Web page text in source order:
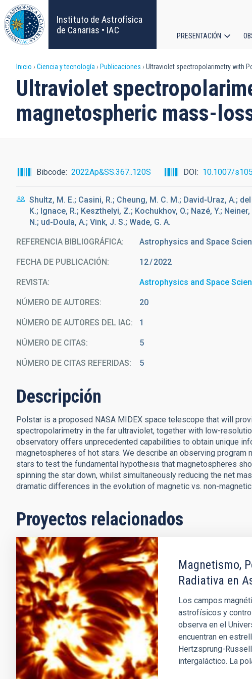
Pasar
al
contenido
principal
Instituto de Astrofísica
de Canarias • IAC
principal
PRESENTACIÓN
Sobrescribir
enlaces
de
a
la
navegación
Inicio Ciencia y tecnología Publicaciones Ultraviolet spectropolarimetry with
Ultraviolet
magnetospheric mass-
Bibcode 2022Ap&SS.367..120S DOI 10.1007/
Shultz, M. E.; Casini, R.; Cheung, M. C. M.; David-Uraz, A.;
K.; Ignace, R.; Keszthelyi, Z.; Kochukhov, O.; Nazé, Y.;
N.; ud-Doula, A.; Vink, J. S.; Wade, G. A.
REFERENCIA BIBLIOGRÁFICA Astrophysics and Space
FECHA DE PUBLICACIÓN: 12 2022
REVISTA Astrophysics and Space
NÚMERO DE AUTORES 20
NÚMERO DE AUTORES DEL IAC 1
NÚMERO DE CITAS 5
NÚMERO DE CITAS REFERIDAS 5
Descripción
Polstar is a proposed NASA MIDEX space telescope that will
spectropolarimetry in the far ultraviolet, together with low-
observatory offers unprecedented capabilities to obtain unique
magnetospheres of hot stars. We describe an observing
stars to test the fundamental hypothesis that magnetospheres
spinning the star down, whilst simultaneously reducing the net
dramatic differences in the evolution of magnetic vs. non-
Proyectos relacionados
Magnetismo,
Radiativa en
Los campos
astrofísicos y
observa en el
encuentran en
Hertzsprung-
intergaláctico. La